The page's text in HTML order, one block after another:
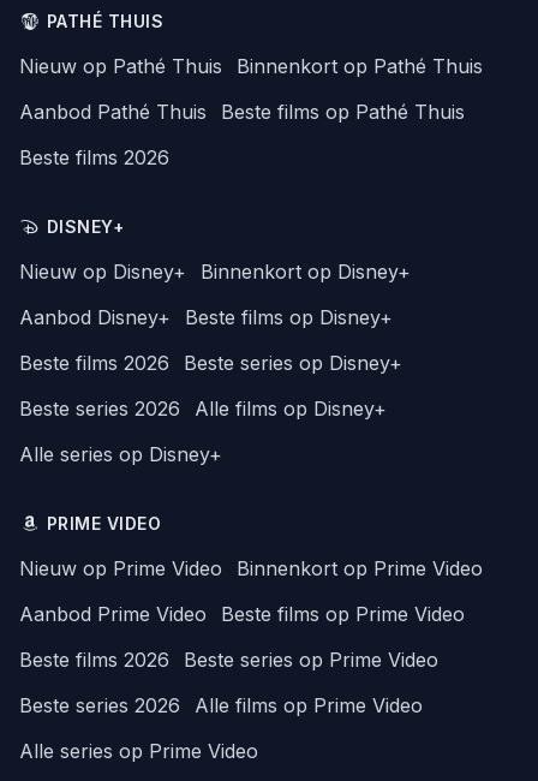
PATHÉ THUIS
Nieuw op Pathé Thuis
Binnenkort op Pathé Thuis
Aanbod Pathé Thuis
Beste films op Pathé Thuis
Beste films 2026
DISNEY+
Nieuw op Disney+
Binnenkort op Disney+
Aanbod Disney+
Beste films op Disney+
Beste films 2026
Beste series op Disney+
Beste series 2026
Alle films op Disney+
Alle series op Disney+
PRIME VIDEO
Nieuw op Prime Video
Binnenkort op Prime Video
Aanbod Prime Video
Beste films op Prime Video
Beste films 2026
Beste series op Prime Video
Beste series 2026
Alle films op Prime Video
Alle series op Prime Video